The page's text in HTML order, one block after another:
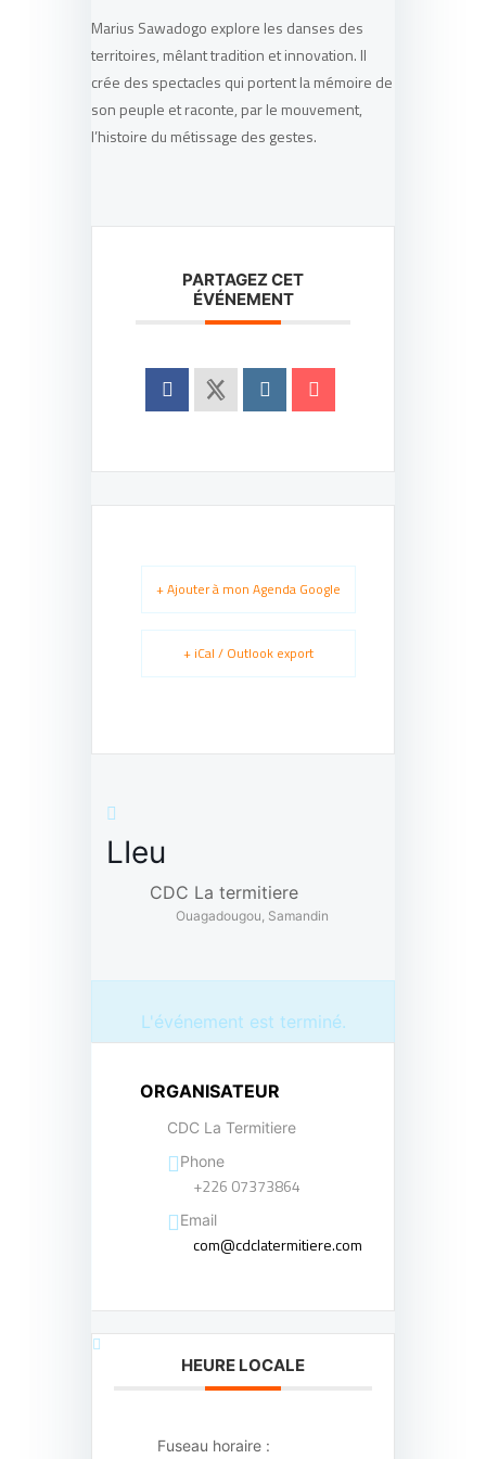
Marius Sawadogo explore les danses des
territoires, mêlant tradition et innovation. Il
crée des spectacles qui portent la mémoire de
son peuple et raconte, par le mouvement,
l’histoire du métissage des gestes.
PARTAGEZ CET
ÉVÉNEMENT
+ Ajouter à mon Agenda Google
+ iCal / Outlook export
LIeu
CDC La termitiere
Ouagadougou, Samandin
L'événement est terminé.
ORGANISATEUR
CDC La Termitiere
Phone
+226 07373864
Email
com@cdclatermitiere.com
HEURE LOCALE
Fuseau horaire :